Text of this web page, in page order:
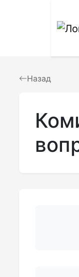
Назад